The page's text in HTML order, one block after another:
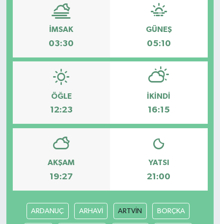
İMSAK
03:30
GÜNEŞ
05:10
ÖĞLE
12:23
İKINDI
16:15
AKŞAM
19:27
YATSI
21:00
ARDANUÇ ARHAVİ ARTVİN BORÇKA